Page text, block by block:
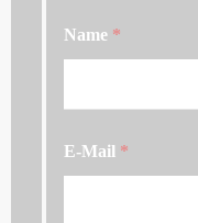
Name *
E-Mail *